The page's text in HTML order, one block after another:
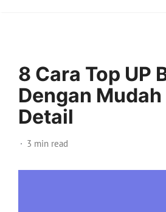
8 Cara Top UP
Dengan Mudah
Detail
3 min read